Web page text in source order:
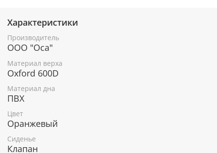
Характеристики
Производитель
ООО "Оса"
Материал верха
Oxford 600D
Материал дна
ПВХ
Цвет
Оранжевый
Сиденье
Клапан